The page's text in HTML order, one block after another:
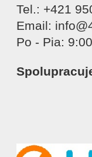
Tel.: +421
Email:
Po - Pia: